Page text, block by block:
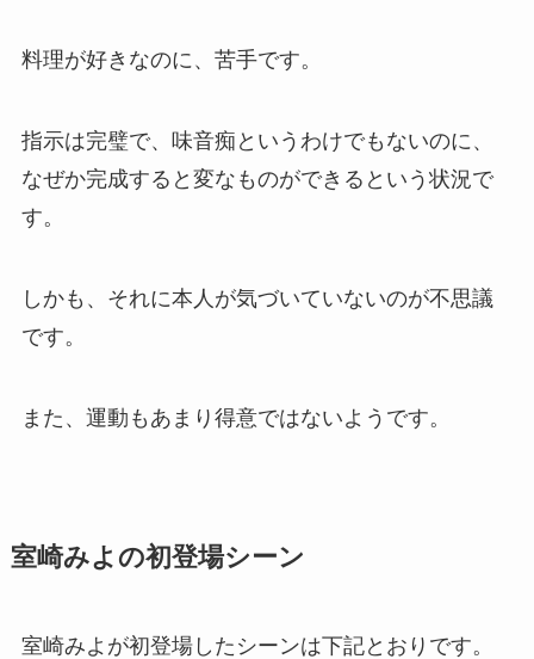
料理が好きなのに、苦手です。
指示は完璧で、味音痴というわけでもないのに、
なぜか完成すると変なものができるという状況で
す。
しかも、それに本人が気づいていないのが不思議
です。
また、運動もあまり得意ではないようです。
室崎みよの初登場シーン
室崎みよが初登場したシーンは下記とおりです。